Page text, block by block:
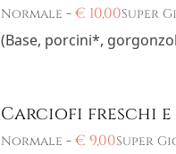
Normale -€ 10,00Super
(Base, porcini*,
Carciofi freschi
Normale -€ 9,00Super